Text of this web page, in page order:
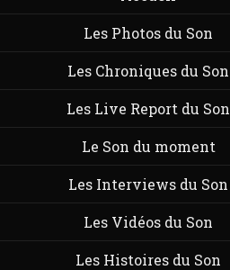
Les Photos du Son
Les Chroniques du Son
Les Live Report du Son
Le Son du moment
Les Interviews du Son
Les Vidéos du Son
Les Histoires du Son